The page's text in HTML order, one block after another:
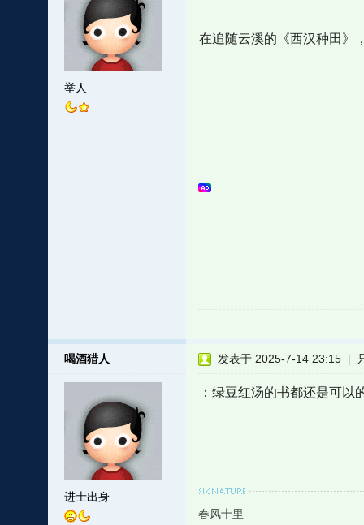
举人
在追随云溪的《西汉种田》
喝酒猎人
进士出身
发表于 2025-7-14 23:15 |
：绿豆红汤的书都还是可以
春风十里